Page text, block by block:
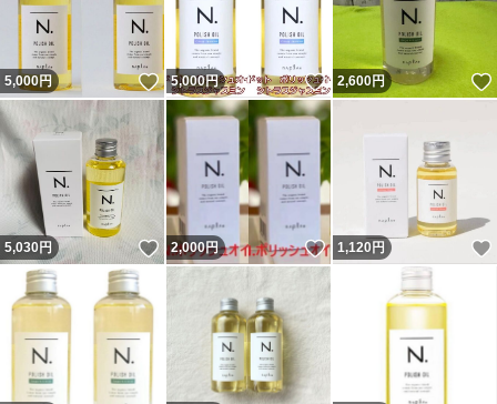
5,000円 いいね！
5,000円 いいね！
2,600円
5,030円 いいね！
2,000円 いいね！
1,120 円